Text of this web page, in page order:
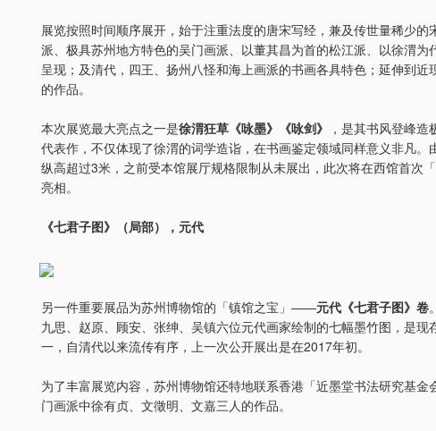
展览按照时间顺序展开，始于注重法度的唐宋写经，兼及传世量稀少的
派、极具苏州地方特色的吴门画派、以董其昌为首的松江派、以徐渭为
呈现；及清代，四王、扬州八怪和海上画派的书画各具特色；延伸到近
的作品。
本次展览最大亮点之一是徐渭狂草《咏墨》《咏剑》
，是其书风登峰造
代表作，不仅体现了徐渭的词学造诣，在书画鉴定领域同样意义非凡。
纵高超过3米，之前受本馆展厅规格限制从未展出，此次将在西馆首次「
亮相。
《七君子图》（局部），元代
另一件重要展品为苏州博物馆的「镇馆之宝」——元代《七君子图》卷
九思、赵原、顾安、张绅、吴镇六位元代画家绘制的七幅墨竹图，是现
一，自清代以来流传有序，上一次公开展出是在2017年初。
为了丰富展览内容，苏州博物馆还特地联系香港「近墨堂书法研究基金
门画派中徐有贞、文徵明、文嘉三人的作品。